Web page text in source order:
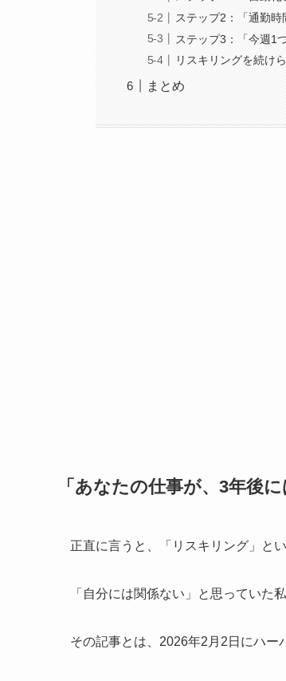
ステップ2：「通勤時
ステップ3：「今週1
リスキリングを続け
まとめ
「あなたの仕事が、3年後
正直に言うと、「リスキリング」と
「自分には関係ない」と思っていた
その記事とは、2026年2月2日にハー